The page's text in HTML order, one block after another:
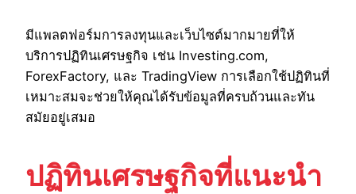
มีแพลตฟอร์มการลงทุนและเว็บไซต์มากมายที่ให้
บริการปฏิทินเศรษฐกิจ เช่น Investing.com,
ForexFactory, และ TradingView การเลือกใช้ปฏิทินที่
เหมาะสมจะช่วยให้คุณได้รับข้อมูลที่ครบถ้วนและทัน
สมัยอยู่เสมอ
ปฏิทินเศรษฐกิจที่แนะนำ